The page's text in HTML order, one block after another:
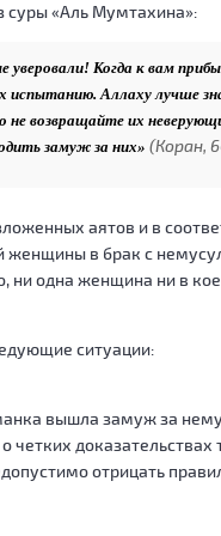
суры «Аль Мумтахина»:
уверовали! Когда к вам
испытанию. Аллаху лучше
возвращайте их
замуж за них» (Коран,
аятов и в
женщины в брак с
ни одна женщина ни в
ситуации:
вышла замуж за
четких
отрицать